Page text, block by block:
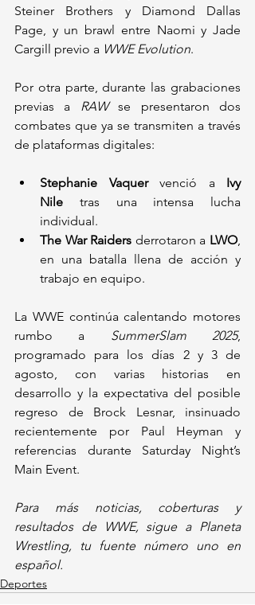
Steiner Brothers y Diamond Dallas
Page, y un brawl entre Naomi y Jade
Cargill previo a WWE Evolution.
Por otra parte, durante las grabaciones
previas a
RAW se presentaron dos
combates que ya se transmiten a través
de plataformas digitales:
Stephanie Vaquer venció a Ivy
Nile tras una intensa lucha
individual.
The War Raiders derrotaron a LWO,
en una batalla llena de acción y
trabajo en equipo.
La WWE continúa calentando motores
rumbo a SummerSlam 2025,
programado para los días 2 y 3 de
agosto, con varias historias en
desarrollo y la expectativa del posible
regreso de Brock Lesnar, insinuado
recientemente por Paul Heyman y
referencias durante Saturday Night’s
Main Event.
Para más noticias, coberturas y
resultados de WWE, sigue a Planeta
Wrestling, tu fuente número uno en
español.
Deportes